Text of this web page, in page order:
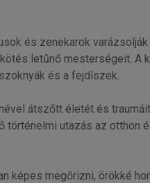
és zenekarok
letűnő mesterségeit. A
és a fejdíszek.
átszőtt életét és
utazás az otthon
képes megőrizni, örökké